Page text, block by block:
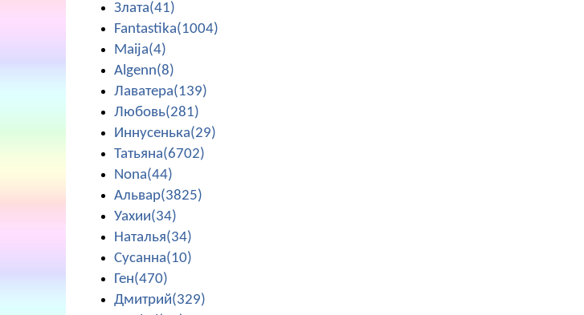
Злата(41)
Fantastika(1004)
Maija(4)
Algenn(8)
Лаватера(139)
Любовь(281)
Иннусенька(29)
Татьяна(6702)
Nona(44)
Альвар(3825)
Уахии(34)
Наталья(34)
Сусанна(10)
Ген(470)
Дмитрий(329)